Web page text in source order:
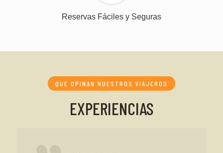
Reservas Fáciles y Seguras
QUE OPINAN NUESTROS VIAJEROS
EXPERIENCIAS